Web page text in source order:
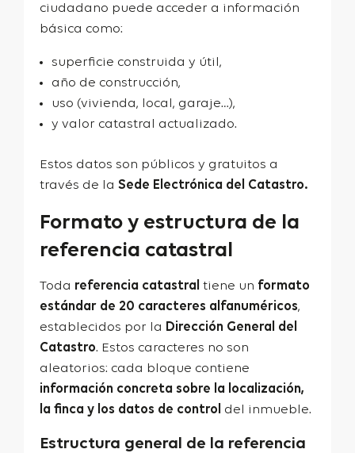
ciudadano puede acceder a información
básica como:
superficie construida y útil ,
año de construcción,
uso (vivienda, local, garaje…),
y valor catastral actualizado.
Estos datos son públicos y gratuitos a
través de la Sede Electrónica del Catastro.
Formato y estructura de la
referencia catastral
Toda referencia catastral tiene un formato
estándar de 20 caracteres alfanuméricos,
establecidos por la Dirección General del
Catastro. Estos caracteres no son
aleatorios: cada bloque contiene
información concreta sobre la localización,
la finca y los datos de control del inmueble.
Estructura general de la referencia